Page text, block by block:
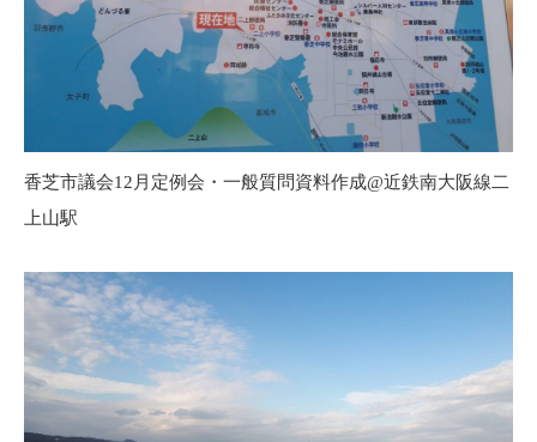
香芝市議会12月定例会・一般質問資料作成@近鉄南大阪線二
上山駅